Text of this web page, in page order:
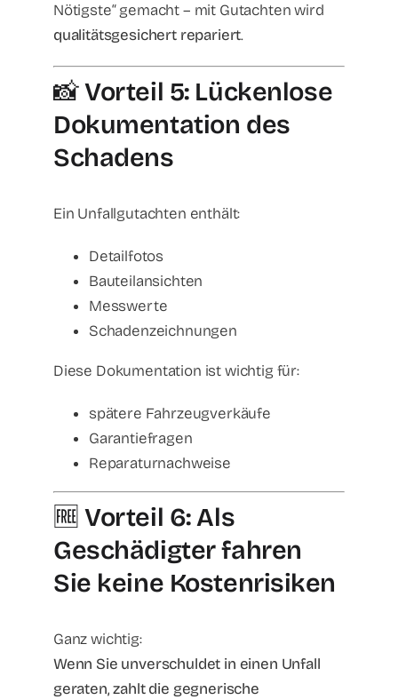
Nötigste“ gemacht – mit Gutachten wird
qualitätsgesichert repariert.
📸Vorteil 5: Lückenlose
Dokumentation des
Schadens
Ein Unfallgutachten enthält:
Detailfotos
Bauteilansichten
Messwerte
Schadenzeichnungen
Diese Dokumentation ist wichtig für:
spätere Fahrzeugverkäufe
Garantiefragen
Reparaturnachweise
🆓Vorteil 6: Als
Geschädigter fahren
Sie keine Kostenrisiken
Ganz wichtig:
Wenn Sie unverschuldet in einen Unfall
geraten, zahlt die gegnerische